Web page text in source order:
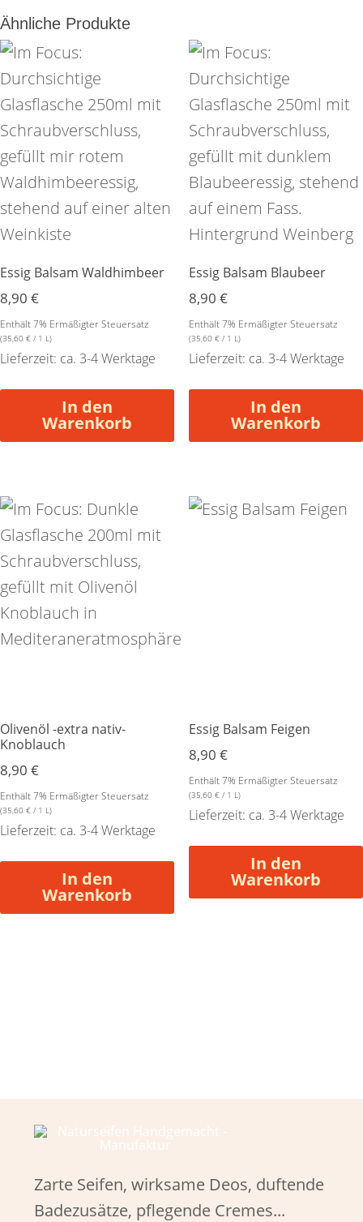
Ähnliche Produkte
Essig Balsam Waldhimbeer
8,90 €
Enthält 7% Ermäßigter Steuersatz
(35,60 € / 1 L)
Lieferzeit: ca. 3-4 Werktage
In den
Warenkorb
Essig Balsam Blaubeer
8,90 €
Enthält 7% Ermäßigter Steuersatz
(35,60 €/ 1 L)
Lieferzeit: ca. 3-4 Werktage
In den
Warenkorb
Olivenöl -extra nativ-
Knoblauch
8,90 €
Enthält 7% Ermäßigter Steuersatz
(35,60 € / 1 L)
Lieferzeit: ca. 3-4 Werktage
In den
Warenkorb
Essig Balsam Feigen
8,90 €
Enthält 7% Ermäßigter Steuersatz
(35,60 €/ 1 L)
Lieferzeit: ca. 3-4 Werktage
In den
Warenkorb
Zarte Seifen, wirksame Deos, duftende
Badezusätze, pflegende Cremes...